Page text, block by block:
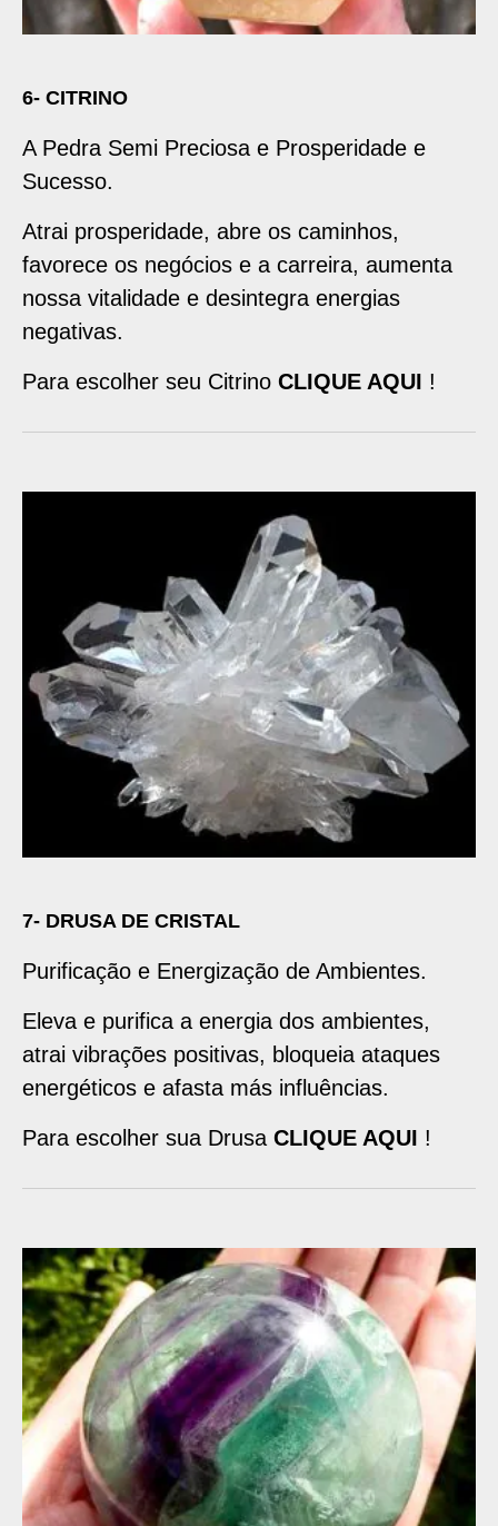
6- CITRINO
A Pedra Semi Preciosa e Prosperidade e
Sucesso.
Atrai prosperidade, abre os caminhos,
favorece os negócios e a carreira, aumenta
nossa vitalidade e desintegra energias
negativas.
Para escolher seu Citrino CLIQUE AQUI !
7- DRUSA DE CRISTAL
Purificação e Energização de Ambientes.
Eleva e purifica a energia dos ambientes,
atrai vibrações positivas, bloqueia ataques
energéticos e afasta más influências.
Para escolher sua Drusa CLIQUE AQUI !